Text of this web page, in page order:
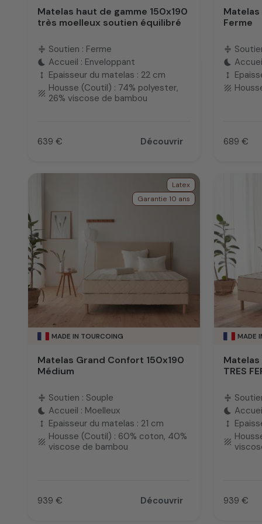
Matelas haut de gamme 150x190
très moelleux soutien équilibré
compress Soutien : Ferme
bedtime Accueil : Enveloppant
height Epaisseur du matelas : 22 cm
texture Housse (Coutil) : 74% polyester,
26% viscose de bambou
Prix
639 € Découvrir
Matelas
Ferme
compress
bedtime
height
texture
Prix
689 €
MADE IN TOURCOING
Latex
Garantie 10 ans
Matelas Grand Confort 150x190
Médium
compress Soutien : Souple
bedtime Accueil : Moelleux
height Epaisseur du matelas : 21 cm
texture Housse (Coutil) : 60% coton, 40%
viscose de bambou
Prix
939 € Découvrir
MADE
TRES
compress
bedtime
height
texture
Prix
939 €